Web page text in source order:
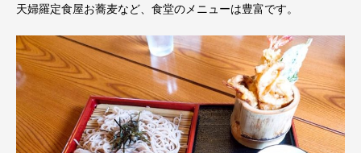
天婦羅定食屋お蕎麦など、食堂のメニューは豊富です。